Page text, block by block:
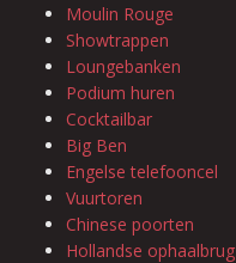
Moulin Rouge
Showtrappen
Loungebanken
Podium huren
Cocktailbar
Big Ben
Engelse telefooncel
Vuurtoren
Chinese poorten
Hollandse ophaalbrug